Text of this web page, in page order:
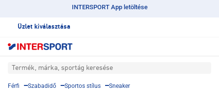
INTERSPORT App letöltése
Üzlet kiválasztása
Termék, márka, sportág keresése
Férfi Szabadidő Sportos stílus Sneaker